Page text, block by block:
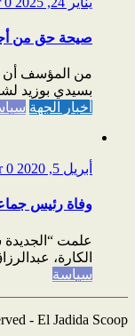
صيحة حق من
من المؤسف أن
بسيدي بوزيد
أخبار الجهة
أبريل 5, 2020 0
وفاة رئيس
علمت
الكارة،
سياسة
- El Jadida Scoop